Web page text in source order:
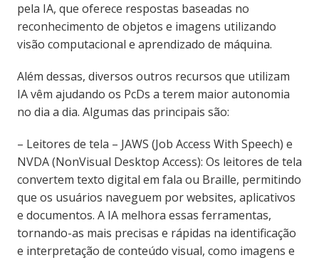
pela IA, que oferece respostas baseadas no
reconhecimento de objetos e imagens utilizando
visão computacional e aprendizado de máquina.
Além dessas, diversos outros recursos que utilizam
IA vêm ajudando os PcDs a terem maior autonomia
no dia a dia. Algumas das principais são:
– Leitores de tela – JAWS (Job Access With Speech) e
NVDA (NonVisual Desktop Access): Os leitores de tela
convertem texto digital em fala ou Braille, permitindo
que os usuários naveguem por websites, aplicativos
e documentos. A IA melhora essas ferramentas,
tornando-as mais precisas e rápidas na identificação
e interpretação de conteúdo visual, como imagens e